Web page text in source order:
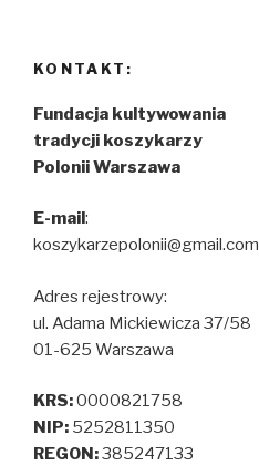
KONTAKT:
Fundacja kultywowania
tradycji koszykarzy
Polonii Warszawa
E-mail:
koszykarzepolonii@gmail.com
Adres rejestrowy:
ul. Adama Mickiewicza 37/58
01-625 Warszawa
KRS:0000821758
NIP: 5252811350
REGON:385247133